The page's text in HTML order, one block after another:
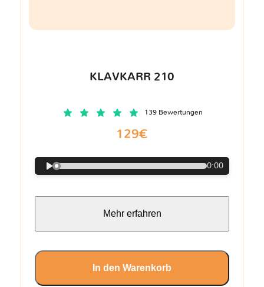
KLAVKARR 210
139 Bewertungen
129€
0:00
Mehr erfahren
In den Warenkorb